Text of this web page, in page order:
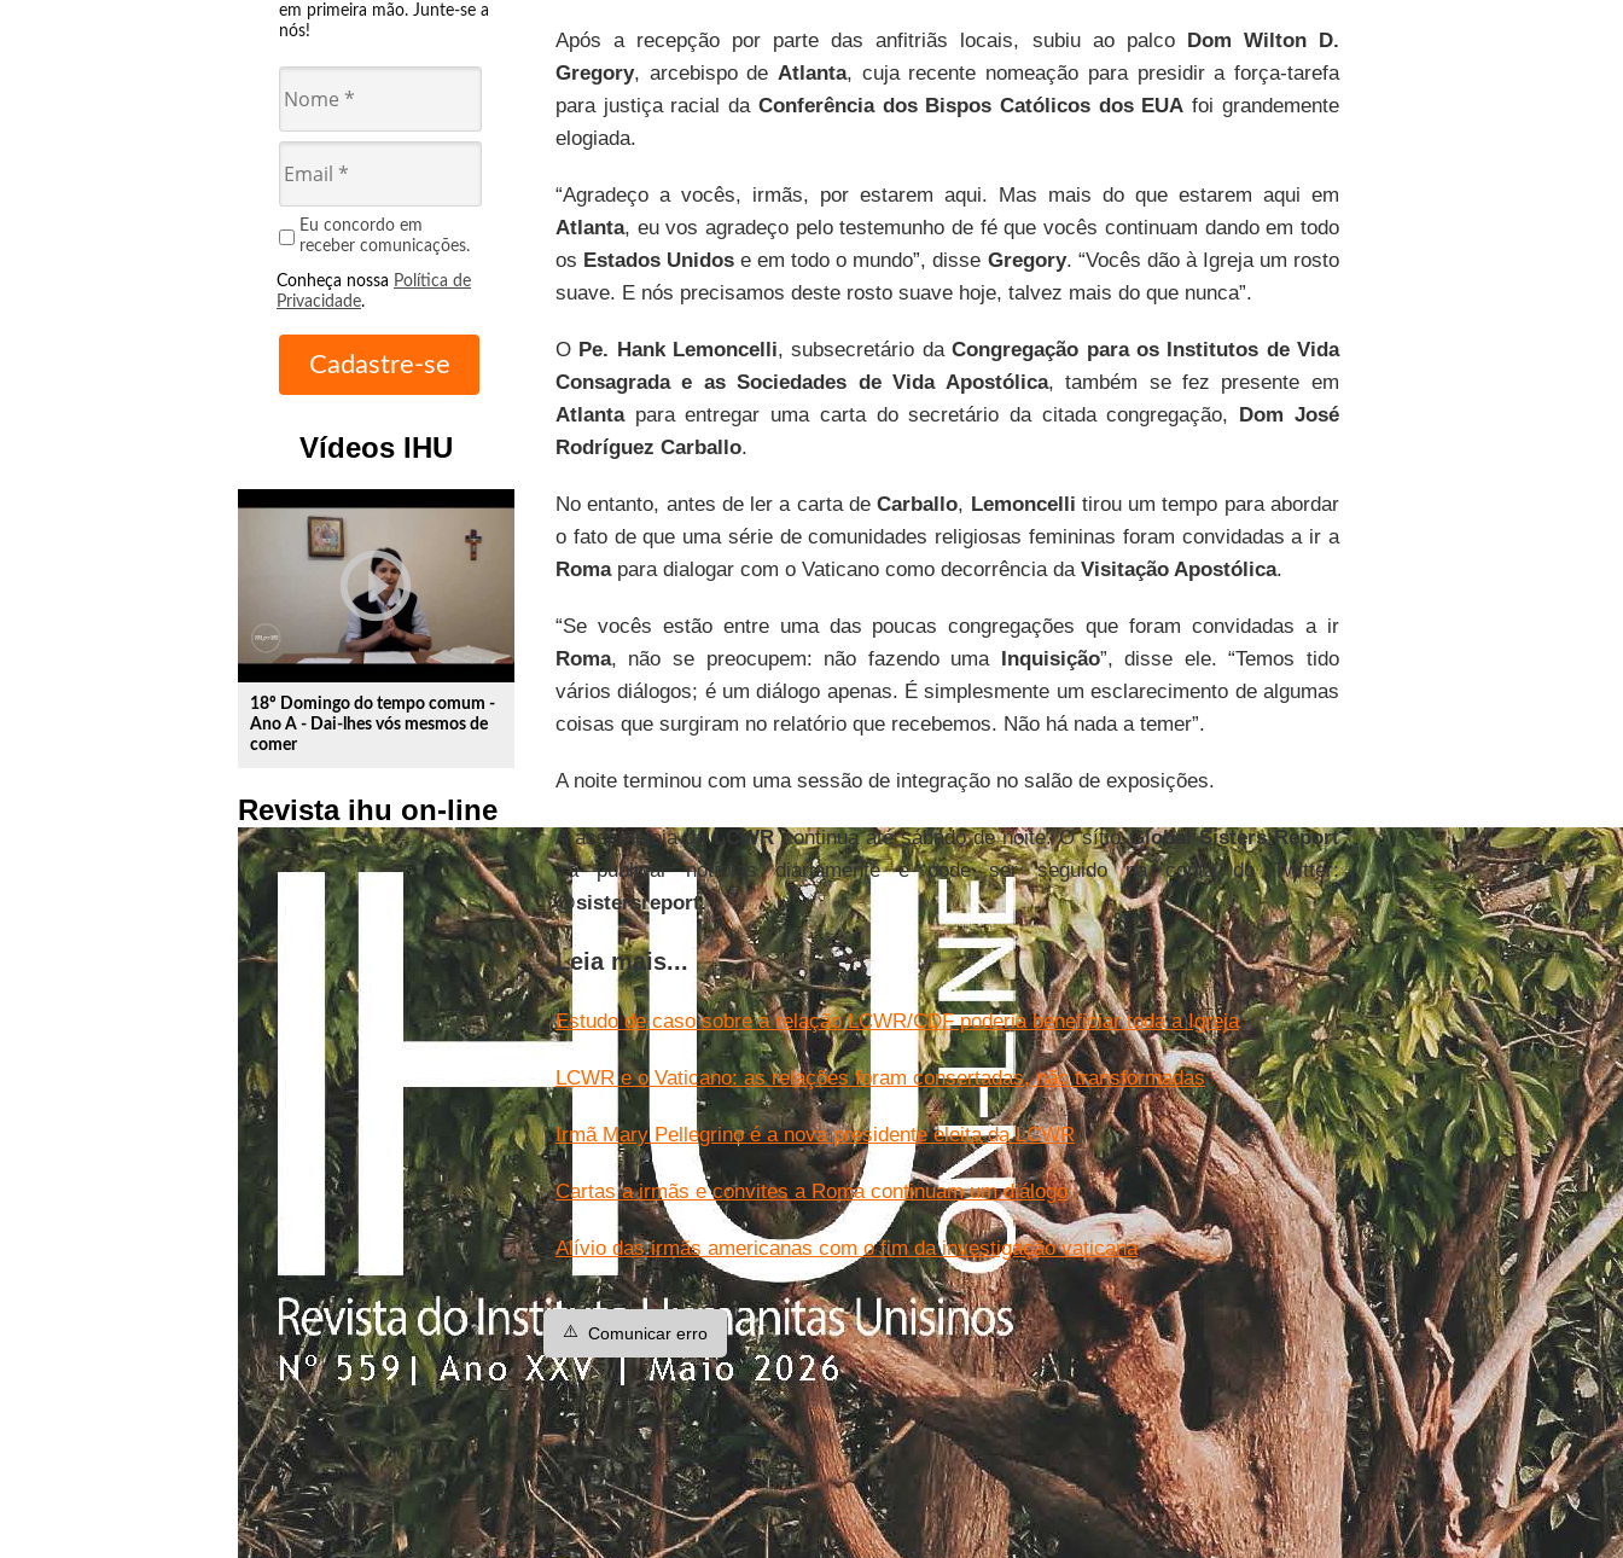
em primeira mão. Junte-se a
nós!
Eu concordo em
receber comunicações.
Conheça nossa Política de
Privacidade.
Vídeos IHU
play_circle_outline
18º Domingo do tempo comum -
Ano A - Dai-lhes vós mesmos de
comer
Revista ihu on-line
Após a recepção por parte das anfitriãs locais, subiu ao palco Dom Wilton D.
Gregory, arcebispo deAtlanta, cuja recente nomeação para presidir a força-tarefa
para justiça racial da Conferência dos Bispos Católicos dos EUA foi grandemente
elogiada.
“Agradeço a vocês, irmãs, por estarem aqui. Mas mais do que estarem aqui em
Atlanta, eu vos agradeço pelo testemunho de fé que vocês continuam dando em todo
os Estados Unidos e em todo o mundo”, disse Gregory. “Vocês dão à Igreja um rosto
suave. E nós precisamos deste rosto suave hoje, talvez mais do que nunca”.
O Pe. Hank Lemoncelli, subsecretário daCongregação para os Institutos de Vida
Consagrada e as Sociedades de Vida Apostólica, também se fez presente em
Atlantapara entregar uma carta do secretário da citada congregação, Dom José
Rodríguez Carballo.
No entanto, antes de ler a carta deCarballo, Lemoncelli tirou um tempo para abordar
o fato de que uma série de comunidades religiosas femininas foram convidadas a ir a
Romapara dialogar com o Vaticano como decorrência da Visitação Apostólica.
“Se vocês estão entre uma das poucas congregações que foram convidadas a ir
Roma, não se preocupem: não fazendo uma Inquisição”, disse ele. “Temos tido
vários diálogos; é um diálogo apenas. É simplesmente um esclarecimento de algumas
coisas que surgiram no relatório que recebemos. Não há nada a temer”.
A noite terminou com uma sessão de integração no salão de exposições.
A assembleia daLCWRcontinua até sábado de noite. O sítioGlobal Sisters Report
irá publicar notícias diariamente e pode ser seguido na conta do Twitter:
@sistersreport.
Leia mais...
Estudo de caso sobre a relação LCWR/CDF poderia beneficiar toda a Igreja
LCWR e o Vaticano: as relações foram consertadas, não transformadas
Irmã Mary Pellegrino é a nova presidente eleita da LCWR
Cartas a irmãs e convites a Roma continuam um diálogo
Alívio das irmãs americanas com o fim da investigação vaticana
⚠️ Comunicar erro